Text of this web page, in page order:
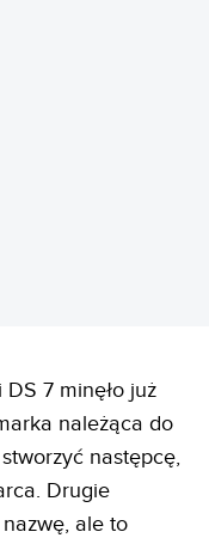
7 minęło już
należąca do
następcę,
Drugie
ale to